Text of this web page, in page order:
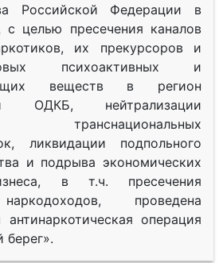
Российской Федерации в
целью пресечения каналов
их прекурсоров и
психоактивных и
веществ в регион
ОДКБ, нейтрализации
транснациональных
ликвидации подпольного
и подрыва экономических
в т.ч. пресечения
проведена
антинаркотическая операция
берег».